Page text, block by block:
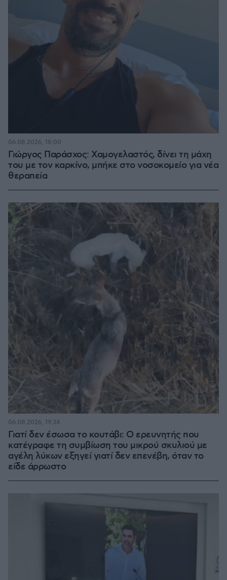
Γιώργος Παράσχος: Χαμογελαστός, δίνει τη μάχη
του με τον καρκίνο, μπήκε στο νοσοκομείο για νέα
θεραπεία
06.08.2026, 18:00
Γιατί δεν έσωσα το κουτάβι: Ο ερευνητής που
κατέγραφε τη συμβίωση του μικρού σκυλιού με
αγέλη λύκων εξηγεί γιατί δεν επενέβη, όταν το
είδε άρρωστο
06.08.2026, 19:34